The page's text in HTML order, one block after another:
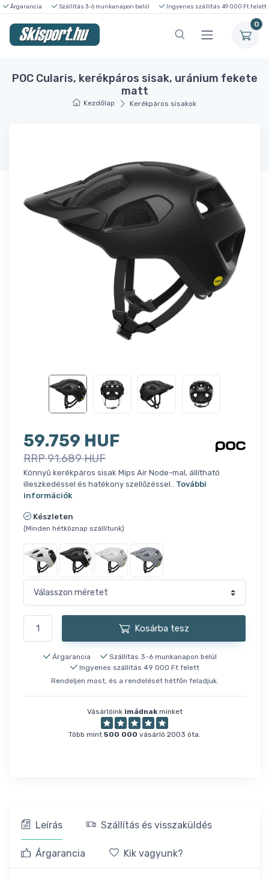
Árgarancia Szállítás 3-6 munkanapon belül Ingyenes szállítás 49 000 Ft felett
0
POC Cularis, kerékpáros sisak, uránium fekete
matt
Kezdőlap Kerékpáros sisakok
59.759 HUF
RRP 91.689 HUF
Könnyű kerékpáros sisak Mips Air Node-mal, állítható
illeszkedéssel és hatékony szellőzéssel.. További
információk
Készleten
(Minden hétköznap szállítunk)
Kosárba tesz
Árgarancia
Szállítás 3-6 munkanapon belül
Ingyenes szállítás 49 000 Ft felett
Rendeljen most, és a rendelését hétfőn feladjuk.
Vásárlóink imádnakminket
Több mint 500 000 vásárló 2003 óta.
Leírás Szállítás és visszaküldés
Árgarancia Kik vagyunk?